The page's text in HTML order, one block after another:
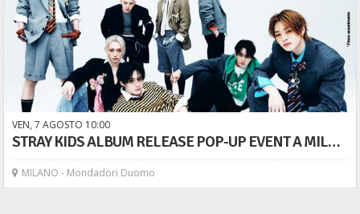
VEN,7 AGOSTO 10 00
STRAY KIDS ALBUM RELEASE POP-UP EVENT A MILANO! Vieni a scoprire il nuovo album THIS&THAT!
MILANO - Mondadori Duomo